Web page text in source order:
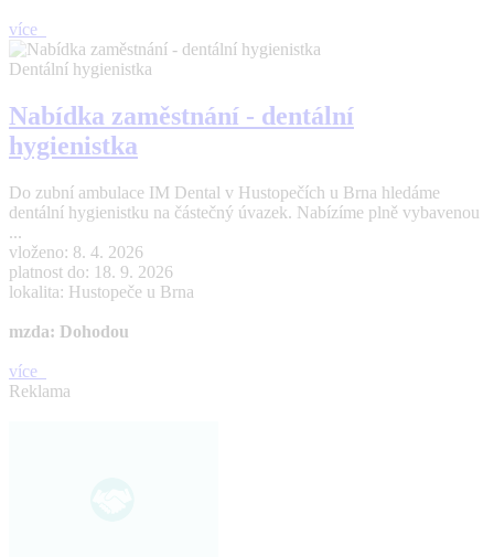
více
Dentální hygienistka
Nabídka zaměstnání - dentální
hygienistka
Do zubní ambulace IM Dental v Hustopečích u Brna hledáme
dentální hygienistku na částečný úvazek. Nabízíme plně vybavenou
...
vloženo: 8. 4. 2026
platnost do: 18. 9. 2026
lokalita: Hustopeče u Brna
mzda: Dohodou
více
Reklama